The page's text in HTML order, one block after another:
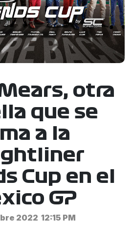
otra
que se
a la
Cup en el
GP
2022 12:15 PM